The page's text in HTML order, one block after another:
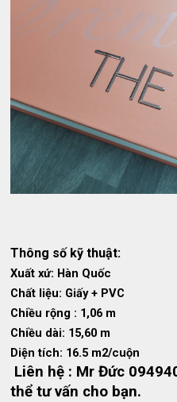
Thông số kỹ thuật:
Xuất xứ: Hàn Quốc
Chất liệu: Giấy + PVC
Chiều rộng : 1,06 m
Chiều dài: 15,60 m
Diện tích: 16.5 m2/cuộn
Liên hệ : Mr Đức
thể tư vấn cho bạn.